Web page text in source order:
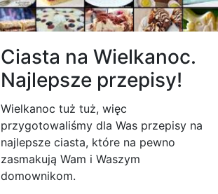
Ciasta na Wielkanoc.
Najlepsze przepisy!
Wielkanoc tuż tuż, więc
przygotowaliśmy dla Was przepisy na
najlepsze ciasta, które na pewno
zasmakują Wam i Waszym
domownikom.